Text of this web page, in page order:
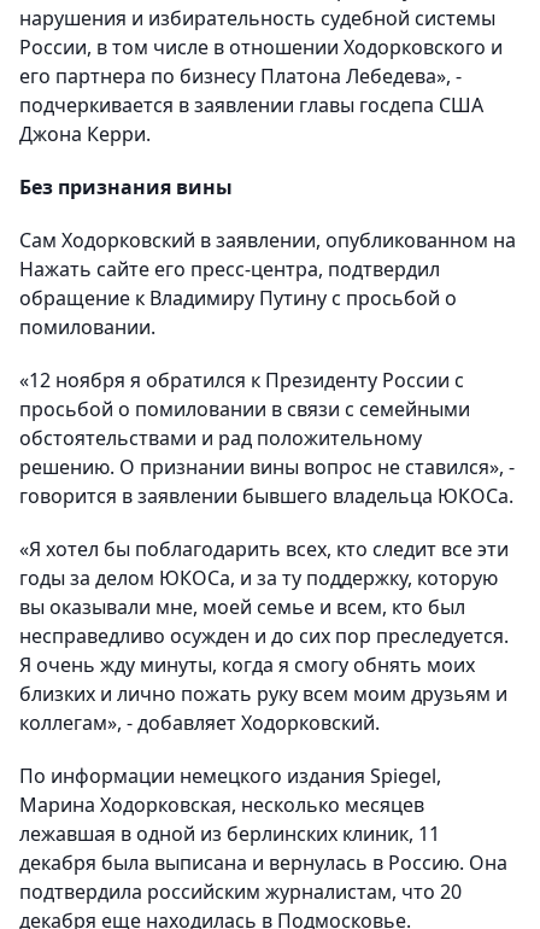
нарушения и избирательность судебной системы
России, в том числе в отношении Ходорковского и
его партнера по бизнесу Платона Лебедева», -
подчеркивается в заявлении главы госдепа США
Джона Керри.
Без признания вины
Сам Ходорковский в заявлении, опубликованном на
Нажать сайте его пресс-центра, подтвердил
обращение к Владимиру Путину с просьбой о
помиловании.
«12 ноября я обратился к Президенту России с
просьбой о помиловании в связи с семейными
обстоятельствами и рад положительному
решению. О признании вины вопрос не ставился», -
говорится в заявлении бывшего владельца ЮКОСа.
«Я хотел бы поблагодарить всех, кто следит все эти
годы за делом ЮКОСа, и за ту поддержку, которую
вы оказывали мне, моей семье и всем, кто был
несправедливо осужден и до сих пор преследуется.
Я очень жду минуты, когда я смогу обнять моих
близких и лично пожать руку всем моим друзьям и
коллегам», - добавляет Ходорковский.
По информации немецкого издания Spiegel,
Марина Ходорковская, несколько месяцев
лежавшая в одной из берлинских клиник, 11
декабря была выписана и вернулась в Россию. Она
подтвердила российским журналистам, что 20
декабря еще находилась в Подмосковье.